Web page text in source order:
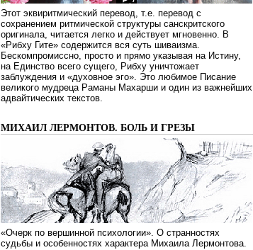
Этот эквиритмический перевод, т.е. перевод с
сохранением ритмической структуры санскритского
оригинала, читается легко и действует мгновенно. В
«Рибху Гите» содержится вся суть шиваизма.
Бескомпромиссно, просто и прямо указывая на Истину,
на Единство всего сущего, Рибху уничтожает
заблуждения и «духовное эго». Это любимое Писание
великого мудреца Раманы Махарши и один из важнейших
адвайтических текстов.
МИХАИЛ ЛЕРМОНТОВ. БОЛЬ И ГРЕЗЫ
«Очерк по вершинной психологии». О странностях
судьбы и особенностях характера Михаила Лермонтова.